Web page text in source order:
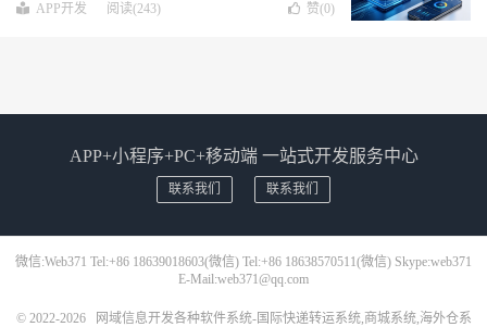
APP开发 阅读(243) 赞(0)
APP+小程序+PC+移动端 一站式开发服务中心
联系我们 联系我们
微信:Web371 Tel:+86 18639018603(微信) Tel:+86 18638570511(微信) Skype:web371
E-Mail:web371@qq.com
© 2022-2026
网域信息开发各种软件系统-国际快递转运系统,商城系统,海外仓系